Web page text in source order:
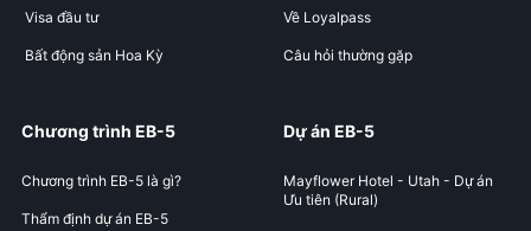
Visa đầu tư
Bất động sản Hoa Kỳ
Về Loyalpass
Câu hỏi thường gặp
Chương trình EB-5
Chương trình EB-5 là gì?
Thẩm định dự án EB-5
Dự án EB-5
Mayflower Hotel - Utah - Dự án
Ưu tiên (Rural)